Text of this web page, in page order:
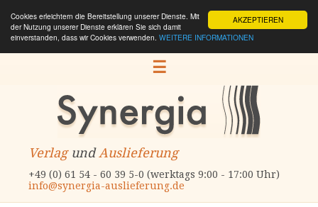
AKZEPTIEREN
Cookies erleichtern die Bereitstellung unserer Dienste. Mit
der Nutzung unserer Dienste erklären Sie sich damit
einverstanden, dass wir Cookies verwenden. WEITERE INFORMATIONEN
☰
VerlagundAuslieferung
+49 (0) 61 54 - 60 39 5-0 (werktags 9:00 - 17:00 Uhr)
info@synergia-auslieferung.de